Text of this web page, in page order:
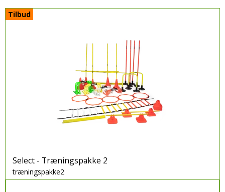
Tilbud
Select - Træningspakke 2
træningspakke2